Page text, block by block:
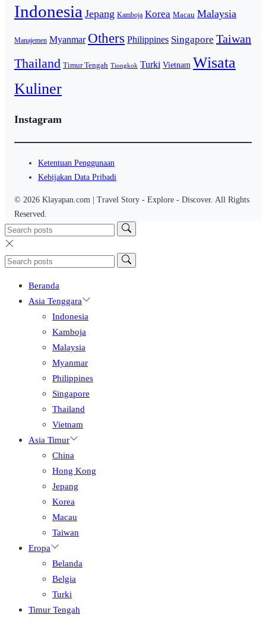
Indonesia Jepang Kamboja Korea Macau Malaysia
Manajemen Myanmar Others Philippines Singapore Taiwan
Thailand Timur Tengah Tiongkok Turki Vietnam Wisata
Kuliner
Instagram
Ketentuan Penggunaan
Kebijakan Data Pribadi
© 2026 Klayapan.com | Travel Story - Explore - Discover. All Rights
Reserved.
Beranda
Asia Tenggara
Indonesia
Kamboja
Malaysia
Myanmar
Philippines
Singapore
Thailand
Vietnam
Asia Timur
China
Hong Kong
Jepang
Korea
Macau
Taiwan
Eropa
Belanda
Belgia
Turki
Timur Tengah